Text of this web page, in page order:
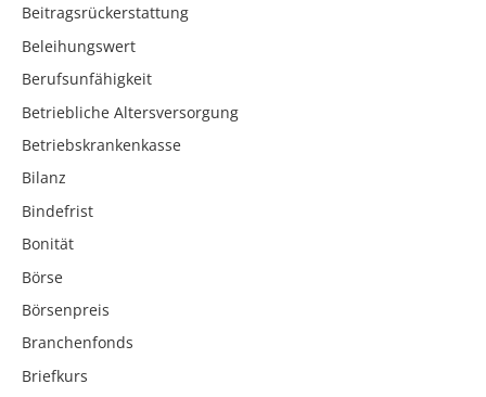
Beitragsrückerstattung
Beleihungswert
Berufsunfähigkeit
Betriebliche Altersversorgung
Betriebskrankenkasse
Bilanz
Bindefrist
Bonität
Börse
Börsenpreis
Branchenfonds
Briefkurs